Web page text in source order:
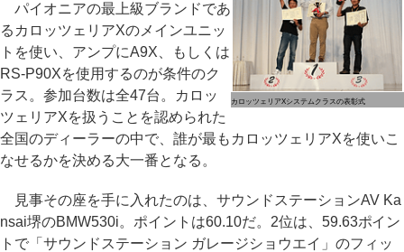
カロッツェリアXシステムクラスの表彰式
パイオニアの最上級ブランドであ
るカロッツェリアXのメインユニッ
トを使い、アンプにA9X、もしくは
RS-P90Xを使用するのが条件のク
ラス。参加台数は全47台。カロッ
ツェリアXを扱うことを認められた
全国のディーラーの中で、誰が最もカロッツェリアXを使いこ
なせるかを決める大一番となる。
見事その座を手に入れたのは、サウンドステーションAV Ka
nsai堺のBMW530i。ポイントは60.10だ。2位は、59.63ポイン
トで「サウンドステーション ガレージショウエイ」のフィッ